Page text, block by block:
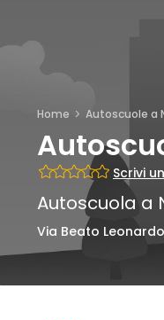
Home Autoscuole a
Scrivi
Autoscuola a
Via Beato